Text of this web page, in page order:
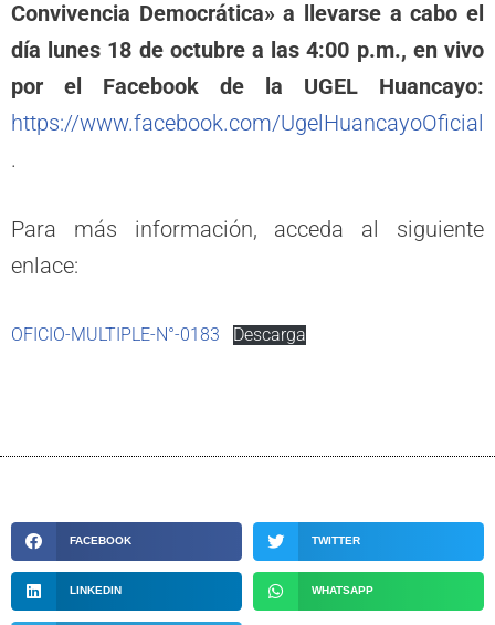
Convivencia Democrática» a llevarse a cabo el
día lunes 18 de octubre a las 4:00 p.m., en vivo
por el Facebook de la UGEL Huancayo:
https://www.facebook.com/UgelHuancayoOficial
.
Para más información, acceda al siguiente
enlace:
OFICIO-MULTIPLE-N°-0183 Descarga
FACEBOOK TWITTER
LINKEDIN WHATSAPP